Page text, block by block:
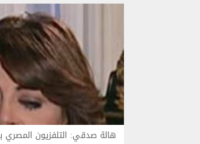
هالة صدقي: التلفزيون المصري